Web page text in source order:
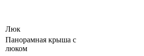
Люк
Панорамная крыша c
люком